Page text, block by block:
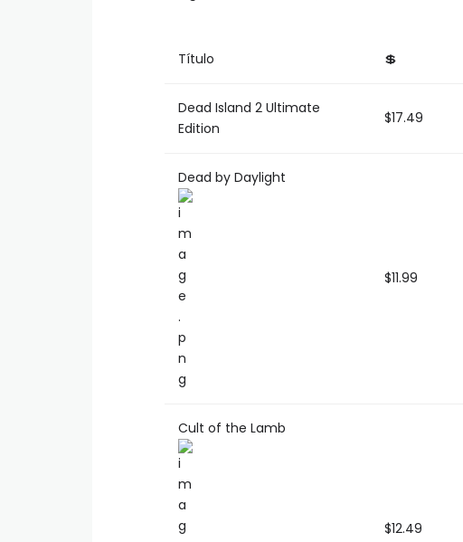
Título 💲
Dead Island 2 Ultimate
Edition
$17.49
Dead by Daylight
$11.99
Cult of the Lamb
$12.49